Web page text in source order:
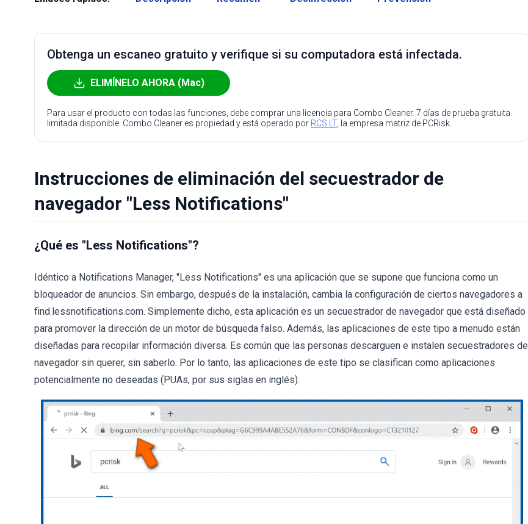
Obtenga un escaneo gratuito y verifique si su computadora está infectada.
ELIMÍNELO AHORA (Mac)
Para usar el producto con todas las funciones, debe comprar una licencia para Combo Cleaner. 7 días de prueba gratuita
limitada disponible. Combo Cleaner es propiedad y está operado por RCS LT, la empresa matriz de PCRisk.
Instrucciones de eliminación del secuestrador de
navegador "Less Notifications"
¿Qué es "Less Notifications"?
Idéntico a Notifications Manager, "Less Notifications" es una aplicación que se supone que funciona como un
bloqueador de anuncios. Sin embargo, después de la instalación, cambia la configuración de ciertos navegadores a
find.lessnotifications.com. Simplemente dicho, esta aplicación es un secuestrador de navegador que está diseñado
para promover la dirección de un motor de búsqueda falso. Además, las aplicaciones de este tipo a menudo están
diseñadas para recopilar información diversa. Es común que las personas descarguen e instalen secuestradores de
navegador sin querer, sin saberlo. Por lo tanto, las aplicaciones de este tipo se clasifican como aplicaciones
potencialmente no deseadas (PUAs, por sus siglas en inglés).